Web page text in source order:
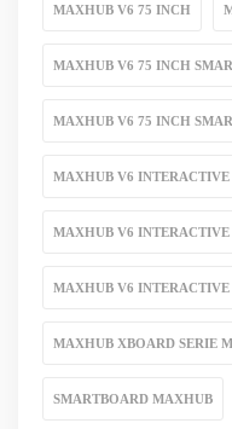
MAXHUB V6 75 INCH
MAXHUB V6 75 INCH
MAXHUB V6 75 INCH
MAXHUB V6 INTERACTIVE
MAXHUB V6
MAXHUB V6 INTERACTIVE
MAXHUB XBOARD SERIE
SMARTBOARD MAXHUB